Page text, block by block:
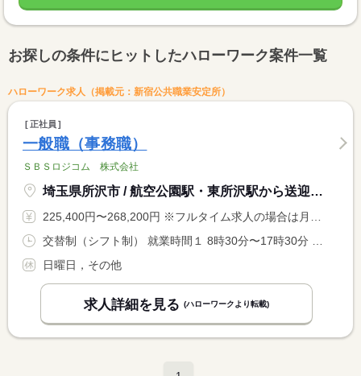
お探しの条件にヒットしたハローワーク案件一覧
ハローワーク求人（掲載元：新宿公共職業安定所）
正社員
一般職（事務職）
ＳＢＳロジコム 株式会社
埼玉県所沢市 / 航空公園駅・東所沢駅から送迎バス２０分
225,400円〜268,200円 ※フルタイム求人の場合は月額（換算額）、パート求人の場合は時間額を表示しています。
日曜日，その他
求人詳細を見る (ハローワークより転載)